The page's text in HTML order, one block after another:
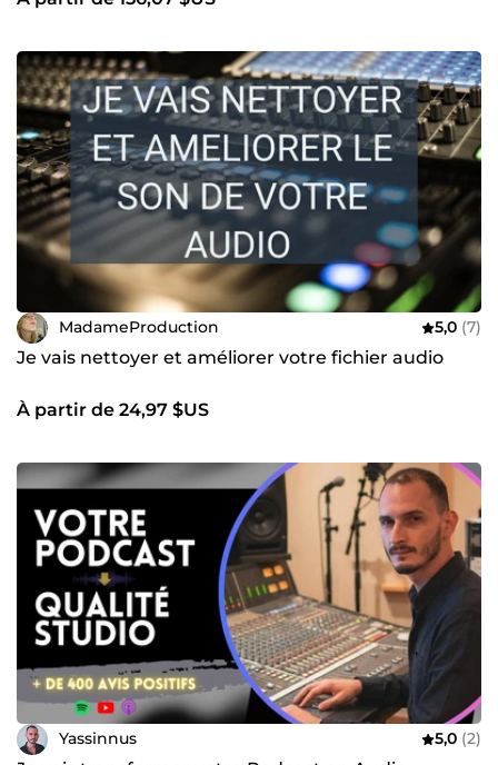
MadameProduction 5,0 (7)
Je vais nettoyer et améliorer votre fichier audio
À partir de 24,97 $US
Yassinnus 5,0 (2)